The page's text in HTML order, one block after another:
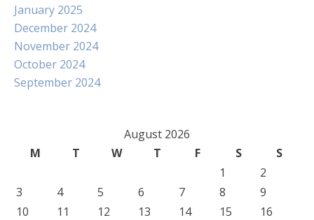
January 2025
December 2024
November 2024
October 2024
September 2024
August 2026
M
T W T F S
S
1
2
3
4 5 6 7 8
9
10
11 12 13 14 15
16